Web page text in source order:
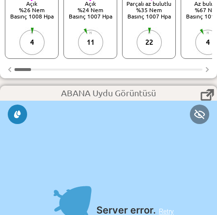
Açık
%26 Nem
Basınç 1008 Hpa
4
Açık
%24 Nem
Basınç 1007 Hpa
11
Parçalı az bulutlu
%35 Nem
Basınç 1007 Hpa
22
Az
%67
Basınç
4
ABANA Uydu Görüntüsü